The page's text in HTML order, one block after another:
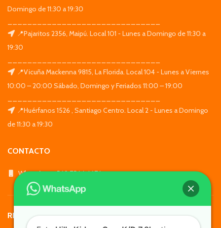
Domingo de 11:30 a 19:30
📍Pajaritos 2356, Maipú. Local 101 - Lunes a Domingo de 11:30 a
19:30
📍Vicuña Mackenna 9815, La Florida. Local 104 - Lunes a Viernes
10:00 – 20:00 Sábado, Domingo y Feriados 11:00 – 19:00
📍Huérfanos 1526 , Santiago Centro. Local 2 - Lunes a Domingo
de 11:30 a 19:30
CONTACTO
WhatsApp: +569 7564 4676
REDES SOCIALES